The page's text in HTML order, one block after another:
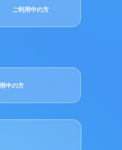
ご利用中の方
中の方